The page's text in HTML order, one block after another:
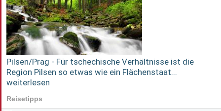
Pilsen/Prag - Für tschechische Verhältnisse ist die
Region Pilsen so etwas wie ein Flächenstaat...
weiterlesen
Reisetipps